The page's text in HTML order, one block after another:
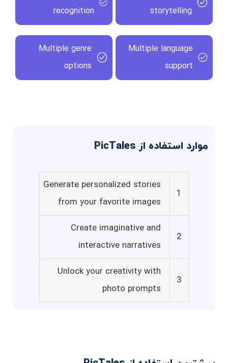
storytelling
recognition
Multiple language
support
Multiple genre
options
موارد استفاده از PicTales
1
Generate personalized stories
from your favorite images
2
Create imaginative and
interactive narratives
3
Unlock your creativity with
photo prompts